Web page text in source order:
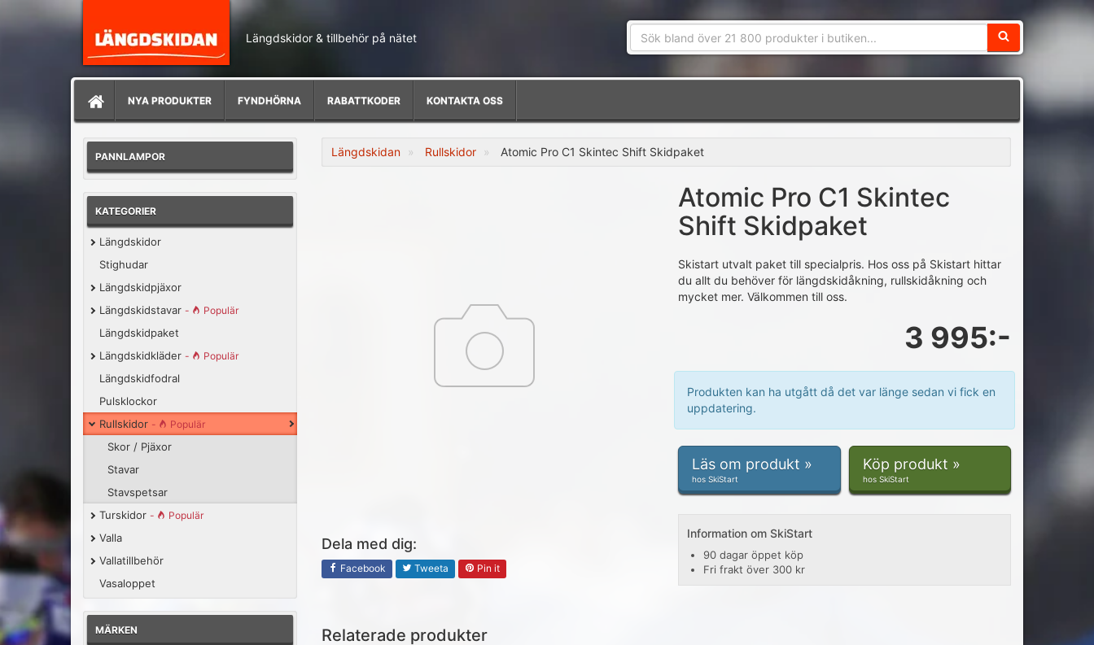
Längdskidor & tillbehör på nätet
Sökfras:
NYA PRODUKTER FYNDHÖRNA RABATTKODER KONTAKTA OSS
PANNLAMPOR
KATEGORIER
Längdskidor
Stighudar
Längdskidpjäxor
Längdskidstavar - Populär
Längdskidpaket
Längdskidkläder - Populär
Längdskidfodral
Pulsklockor
Rullskidor - Populär
Skor / Pjäxor
Stavar
Stavspetsar
Turskidor - Populär
Valla
Vallatillbehör
Vasaloppet
MÄRKEN
Längdskidan Rullskidor Atomic Pro C1 Skintec Shift Skidpaket
Dela med dig:
Facebook Tweeta Pin it
Atomic Pro C1 Skintec
Shift Skidpaket
Skistart utvalt paket till specialpris. Hos oss på Skistart hittar
du allt du behöver för längdskidåkning, rullskidåkning och
mycket mer. Välkommen till oss.
3 995:-
Produkten kan ha utgått då det var länge sedan vi fick en
uppdatering.
Läs om produkt »
hos SkiStart
Köp produkt »
hos SkiStart
Information om SkiStart
90 dagar öppet köp
Fri frakt över 300 kr
Relaterade produkter